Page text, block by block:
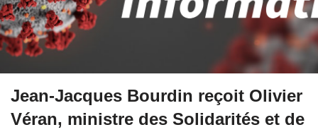
Jean-Jacques Bourdin reçoit Olivier
Véran, ministre des Solidarités et de